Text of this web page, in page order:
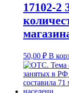
17102-2
50,00 ₽ В